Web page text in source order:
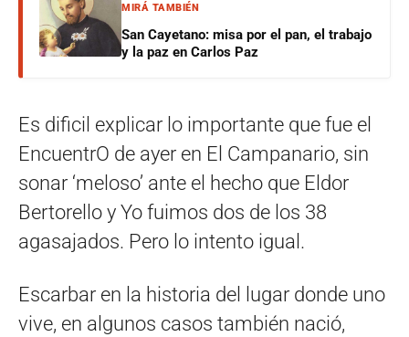
MIRÁ TAMBIÉN
San Cayetano: misa por el pan, el trabajo
y la paz en Carlos Paz
Es dificil explicar lo importante que fue el
EncuentrO de ayer en El Campanario, sin
sonar ‘meloso’ ante el hecho que Eldor
Bertorello y Yo fuimos dos de los 38
agasajados. Pero lo intento igual.
Escarbar en la historia del lugar donde uno
vive, en algunos casos también nació,